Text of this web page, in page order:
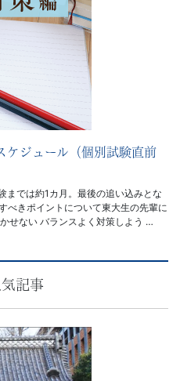
ケジュール（個別試験直前
までは約1カ月。最後の追い込みとな
べきポイントについて東大生の先輩に
せない バランスよく対策しよう …
気記事